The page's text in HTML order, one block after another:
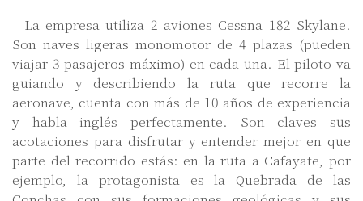
La empresa utiliza 2 aviones Cessna 182 Skylane.
Son naves ligeras monomotor de 4 plazas (pueden
viajar 3 pasajeros máximo) en cada una. El piloto va
guiando y describiendo la ruta que recorre la
aeronave, cuenta con más de 10 años de experiencia
y habla inglés perfectamente. Son claves sus
acotaciones para disfrutar y entender mejor en que
parte del recorrido estás: en la ruta a Cafayate, por
ejemplo, la protagonista es la Quebrada de las